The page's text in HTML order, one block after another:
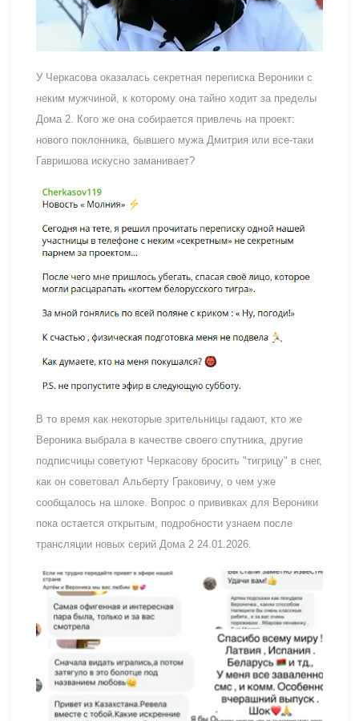
У Черкасова оказалась секретная переписка Вероники с
неким мужчиной, к которому она тайно ходит за пределы
Дома 2. Кого же она собирается привлечь на проект:
нового поклонника, бывшего мужа Дмитрия или все-таки
Гавришова искусно заманивает?
В то время как некоторые зрительницы гадают, кто же
Вероника выбрала в качестве своего спутника, другие
подписчицы советуют Черкасову бросить "тигрицу" в снег,
как он советовал Альберту Граковичу, о чем уже
сообщалось на шлоке. Вопрос о прививках для Вероники
пока остается открытым, подробности узнаем после
трансляции новых серий Дома 2 24.01.2026.